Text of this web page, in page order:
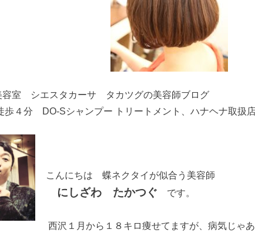
容室 シエスタカーサ タカツグの美容師ブログ
歩４分 DO-Sシャンプー トリートメント、ハナヘナ取扱
こんにちは 蝶ネクタイが似合う美容師
にしざわ たかつぐ です。
西沢１月から１８キロ痩せてますが、病気じゃあ